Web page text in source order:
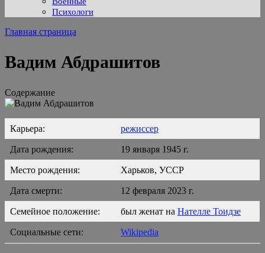
Психологи
Главная страница
Вадим Абдрашитов
Содержание
Карьера: режиссер
Дата рождения: 19 января 1945 г.
Место рождения: Харьков, УССР
Дата смерти: 12 февраля 2023 г.
Семейное положение: был женат на Нателле Тоидзе
Социальные сети: Wikipedia